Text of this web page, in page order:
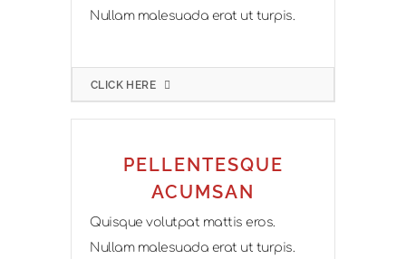
Nullam malesuada erat ut turpis.
CLICK HERE
PELLENTESQUE
ACUMSAN
Quisque volutpat mattis eros.
Nullam malesuada erat ut turpis.